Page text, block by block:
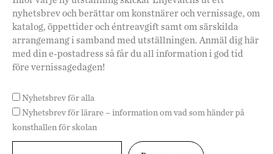
nyhetsbrev och berättar om konstnärer och vernissage, om
katalog, öppettider och éntreavgift samt om särskilda
arrangemang i samband med utställningen. Anmäl dig här
med din e-postadress så får du all information i god tid
före vernissagedagen!
Nyhetsbrev för alla
Nyhetsbrev för lärare – information om vad som händer på
konsthallen för skolan